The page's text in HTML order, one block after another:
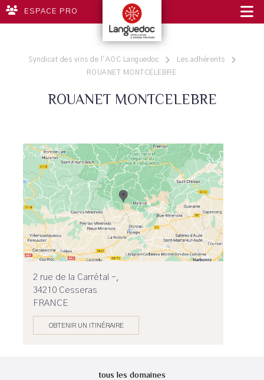
ESPACE PRO
Syndicat des vins de l'AOC Languedoc
Les adhérents
ROUANET MONTCELEBRE
ROUANET MONTCELEBRE
2 rue de la Carrétal -,
34210 Cesseras
FRANCE
OBTENIR UN ITINÉRAIRE
tous les domaines